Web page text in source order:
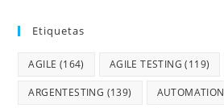
Etiquetas
AGILE (164) AGILE TESTING (119)
ARGENTESTING (139) AUTOMATION